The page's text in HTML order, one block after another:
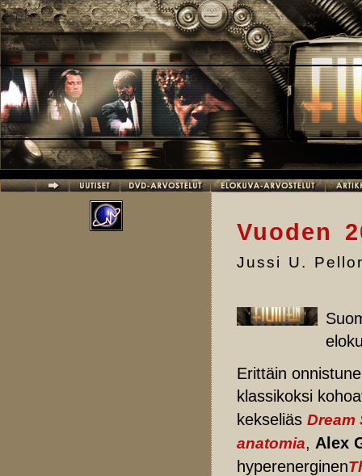
Hyppää pääsisältöön
Vuoden
Jussi U.
Erittäin
klassikoksi
kekseliäs Dream
anatomia, Alex
hyperenerginen